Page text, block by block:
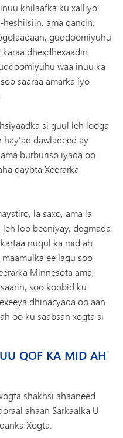
khilaafka ku xalliyo
ama qancin.
guddoomiyuhu
dhexdhexaadin.
waa inuu ka
saaraa amarka iyo
si guul leh looga
dawladeed ay
burburiso iyada oo
qaybta Xeerarka
la saxo, ama la
loo beeniyay, degmada
nuqul ka mid ah
ee lagu soo
Minnesota ama,
soo koobid ku
dhinacyada oo aan
oo ku saabsan xogta si
QOF KA MID AH
shakhsi ahaaneed
ahaan Sarkaalka U
Xogta.